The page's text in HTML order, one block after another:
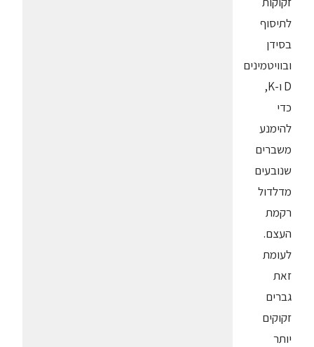
לתיסוף
בסידן
ובוויטמינים
D ו-K,
כדי
להימנע
משברים
שנובעים
מדלדול
רקמת
העצם.
לעומת
זאת
גברים
זקוקים
יותר